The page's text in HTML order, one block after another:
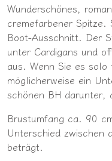
Wunderschönes,
cremefarbener
Boot-Ausschnitt. Der
unter Cardigans und
aus. Wenn Sie es
möglicherweise ein
schönen BH darunter,
Brustumfang ca. 90
Unterschied zwischen
beträgt.